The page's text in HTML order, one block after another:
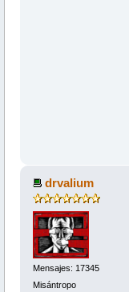
drvalium
Mensajes: 17345
Misántropo